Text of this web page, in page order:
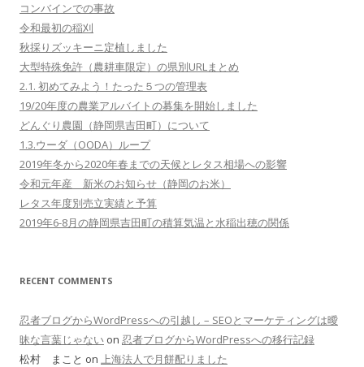
コンバインでの事故
令和最初の稲刈
秋採りズッキーニ定植しました
大型特殊免許（農耕車限定）の県別URLまとめ
2.1. 初めてみよう！たった５つの管理表
19/20年度の農業アルバイトの募集を開始しました
どんぐり農園（静岡県吉田町）について
1.3.ウーダ（OODA）ループ
2019年冬から2020年春までの天候とレタス相場への影響
令和元年産 新米のお知らせ（静岡のお米）
レタス年度別売立実績と予算
2019年6-8月の静岡県吉田町の積算気温と水稲出穂の関係
RECENT COMMENTS
忍者ブログからWordPressへの引越し – SEOとマーケティングは曖
昧な言葉じゃない on 忍者ブログからWordPressへの移行記録
松村 まこと on 上海法人で月餅配りました